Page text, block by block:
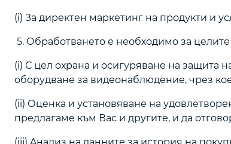
(i) За директен маркетинг на продукти и
5. Обработването е необходимо за
(i) С цел охрана и осигуряване на защита
оборудване за видеонаблюдение, чрез
(ii) Оценка и установяване на
предлагаме към Вас и другите, и да